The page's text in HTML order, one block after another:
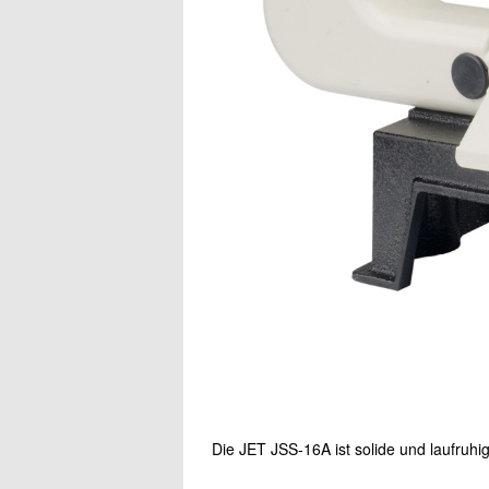
Die JET JSS-16A ist solide und laufruhig